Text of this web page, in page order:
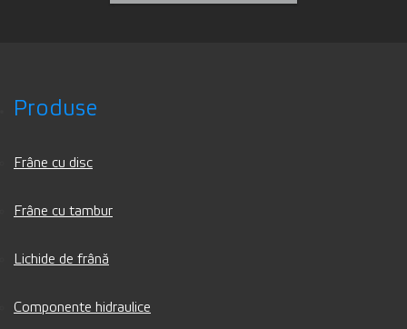
Produse
Frâne cu disc
Frâne cu tambur
Lichide de frână
Componente hidraulice